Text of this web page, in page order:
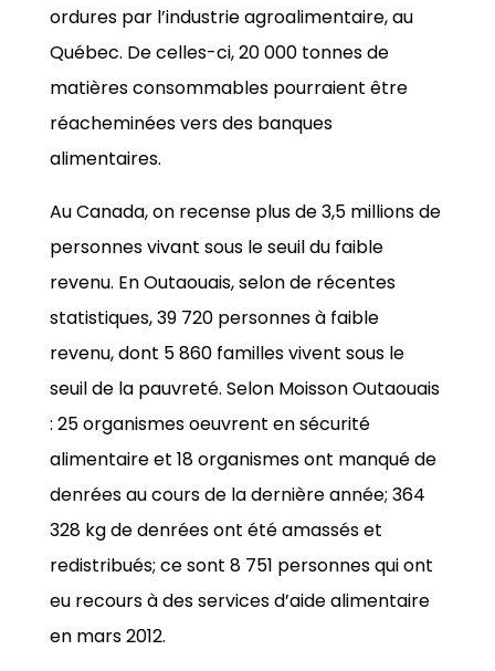
ordures par l’industrie agroalimentaire, au
Québec. De celles-ci, 20 000 tonnes de
matières consommables pourraient être
réacheminées vers des banques
alimentaires.
Au Canada, on recense plus de 3,5 millions de
personnes vivant sous le seuil du faible
revenu. En Outaouais, selon de récentes
statistiques, 39 720 personnes à faible
revenu, dont 5 860 familles vivent sous le
seuil de la pauvreté. Selon Moisson Outaouais
: 25 organismes oeuvrent en sécurité
alimentaire et 18 organismes ont manqué de
denrées au cours de la dernière année; 364
328 kg de denrées ont été amassés et
redistribués; ce sont 8 751 personnes qui ont
eu recours à des services d’aide alimentaire
en mars 2012.